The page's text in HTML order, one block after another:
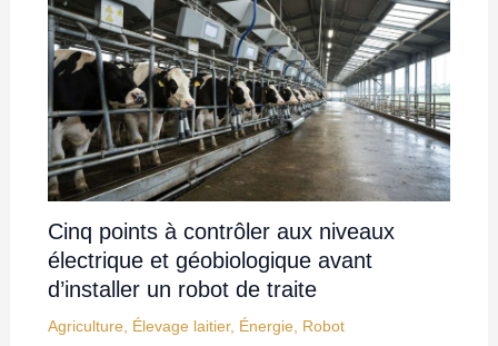
Cinq points à contrôler aux niveaux
électrique et géobiologique avant
d’installer un robot de traite
Agriculture Élevage laitier, Énergie Robot